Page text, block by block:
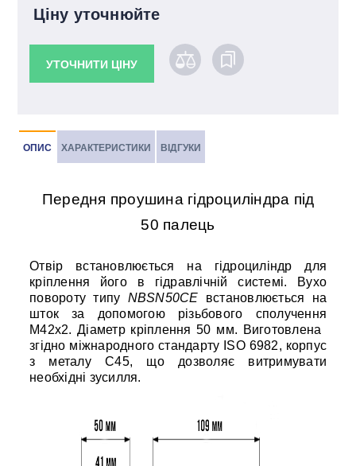
Ціну уточнюйте
УТОЧНИТИ ЦІНУ
ОПИС ХАРАКТЕРИСТИКИ ВІДГУКИ
Передня проушина гідроциліндра під
50 палець
Отвір встановлюється на гідроциліндр для
кріплення його в гідравлічній системі. Вухо
повороту типу NBSN50CE встановлюється на
шток за допомогою різьбового сполучення
М42х2. Діаметр кріплення 50 мм. Виготовлена ​​
згідно міжнародного стандарту ISO 6982, корпус
з металу С45, що дозволяє витримувати
необхідні зусилля.